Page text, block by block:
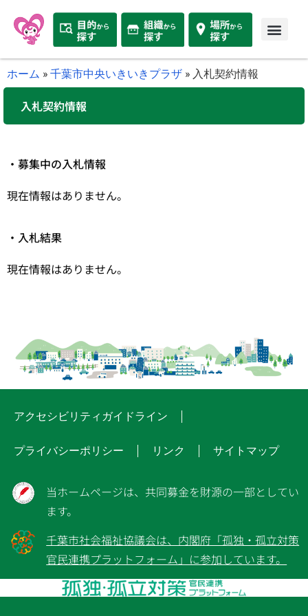
ホーム »千葉市中央いきいきプラザ » 入札契約情報
入札契約情報
・募集中の入札情報
現在情報はありません。
・入札結果
現在情報はありません。
アクセシビリティガイドライン
プライバシーポリシー リンク サイトマップ
当ホームページは、共同募金を財源の一部としてい
ます。
千葉市社会福祉協議会は、内閣府「孤独・孤立対策
官民連携プラットフォーム」に参加しています。